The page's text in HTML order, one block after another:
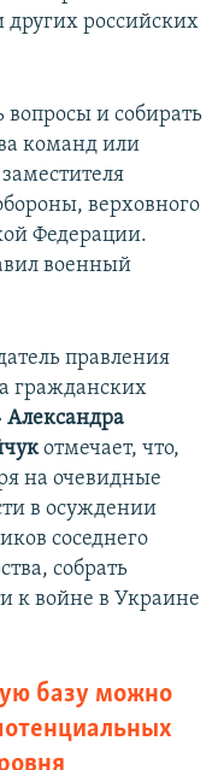
других российских
вопросы и собирать
команд или
верховного
Федерации.
военный
правления
гражданских
Александра
отмечает, что,
на очевидные
в осуждении
соседнего
собрать
к войне в Украине
базу можно